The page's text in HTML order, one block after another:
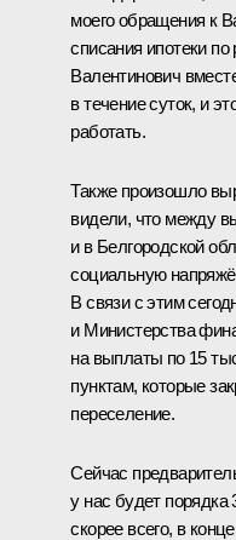
моего обращения к
списания ипотеки
Валентинович
в течение суток, и
работать.
Также произошло
видели, что между
и в Белгородской
социальную
В связи с этим
и Министерства
на выплаты по 15
пунктам, которые
переселение.
Сейчас
у нас будет
скорее всего, в